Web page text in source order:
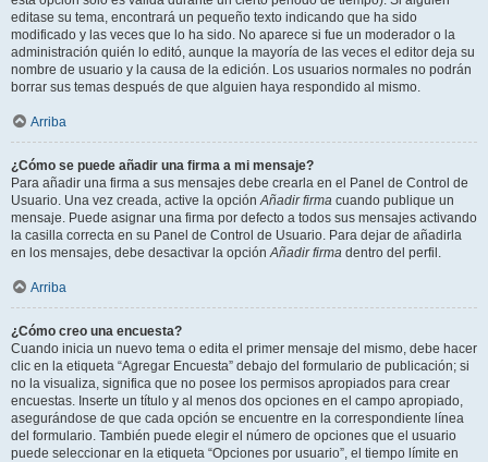
editase su tema, encontrará un pequeño texto indicando que ha sido
modificado y las veces que lo ha sido. No aparece si fue un moderador o la
administración quién lo editó, aunque la mayoría de las veces el editor deja su
nombre de usuario y la causa de la edición. Los usuarios normales no podrán
borrar sus temas después de que alguien haya respondido al mismo.
Arriba
¿Cómo se puede añadir una firma a mi mensaje?
Para añadir una firma a sus mensajes debe crearla en el Panel de Control de
Usuario. Una vez creada, active la opciónAñadir firma cuando publique un
mensaje. Puede asignar una firma por defecto a todos sus mensajes activando
la casilla correcta en su Panel de Control de Usuario. Para dejar de añadirla
en los mensajes, debe desactivar la opciónAñadir firma dentro del perfil.
Arriba
¿Cómo creo una encuesta?
Cuando inicia un nuevo tema o edita el primer mensaje del mismo, debe hacer
clic en la etiqueta “Agregar Encuesta” debajo del formulario de publicación; si
no la visualiza, significa que no posee los permisos apropiados para crear
encuestas. Inserte un título y al menos dos opciones en el campo apropiado,
asegurándose de que cada opción se encuentre en la correspondiente línea
del formulario. También puede elegir el número de opciones que el usuario
puede seleccionar en la etiqueta “Opciones por usuario”, el tiempo límite en